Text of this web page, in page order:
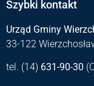
Szybki kontakt
Urząd Gminy
33-122
tel. (14) 631-90-30